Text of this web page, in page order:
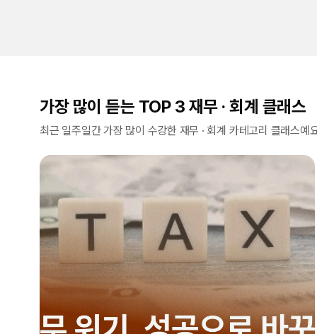
가장 많이 듣는 TOP 3 재무 · 회계 클래스
최근 일주일간 가장 많이 수강한 재무 · 회계 카테고리 클래스예